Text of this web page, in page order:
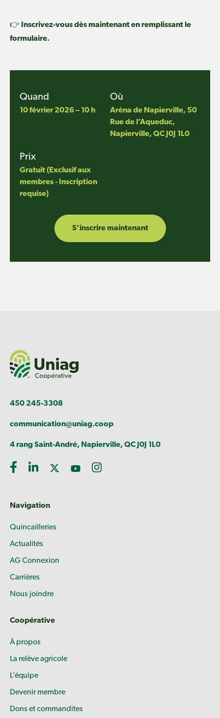
👉 Inscrivez-vous dès maintenant en remplissant le
formulaire.
Quand
10 février 2026 – 10 h
Où
Aréna de Napierville, 50
Rue de l’Aqueduc,
Napierville, QC J0J 1L0
Prix
Gratuit (Exclusif aux
membres - Inscription
requise)
S'inscrire maintenant
450 245-3308
communication@uniag.coop
4 rang Saint-André, Napierville, QC J0J 1L0
Navigation
Quincailleries
Actualités
AG Connexion
Carrières
Nous joindre
Coopérative
À propos
La relève agricole
L’équipe
Devenir membre
Dons et commandites